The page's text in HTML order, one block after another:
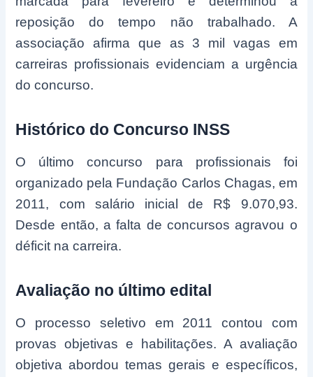
reposição do tempo não trabalhado. A
associação afirma que as 3 mil vagas em
carreiras profissionais evidenciam a urgência
do concurso.
Histórico do Concurso INSS
O último concurso para profissionais foi
organizado pela Fundação Carlos Chagas, em
2011, com salário inicial de R$ 9.070,93.
Desde então, a falta de concursos agravou o
déficit na carreira.
Avaliação no último edital
O processo seletivo em 2011 contou com
provas objetivas e habilitações. A avaliação
objetiva abordou temas gerais e específicos,